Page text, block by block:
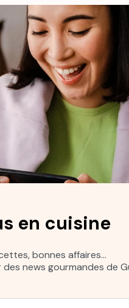
en cuisine
bonnes affaires…
news gourmandes de